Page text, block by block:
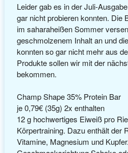
Leider gab es in der Juli-
gar nicht probieren konnten. Die
im saharaheißen Sommer
geschmolzenem Inhalt an und
konnten so gar nicht mehr aus
Produkte sollen wir mit der
bekommen.
Champ Shape 35% Protein Bar
je 0,79€ (35g) 2x enthalten
12 g hochwertiges Eiweiß pro
Körpertraining. Dazu enthält der
Vitamine, Magnesium und